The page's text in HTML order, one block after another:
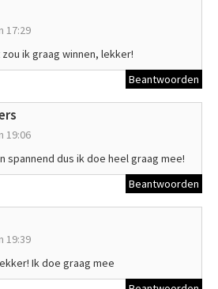
17:29
ik graag winnen, lekker!
Beantwoorden
19:06
spannend dus ik doe heel graag mee!
Beantwoorden
19:39
Ik doe graag mee